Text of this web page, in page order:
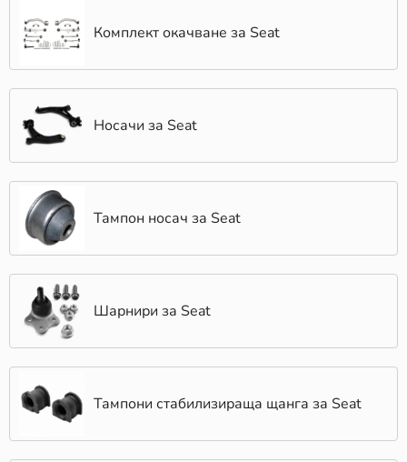
Комплект окачване за Seat
Носачи за Seat
Тампон носач за Seat
Шарнири за Seat
Тампони стабилизираща щанга за Seat